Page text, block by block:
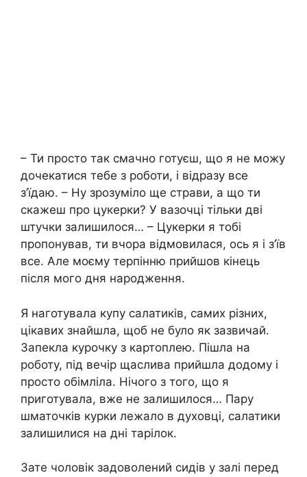
– Ти просто так смачно готуєш, що я не можу
дочекатися тебе з роботи, і відразу все
з’їдаю. – Ну зрозуміло ще страви, а що ти
скажеш про цукерки? У вазочці тільки дві
штучки залишилося… – Цукерки я тобі
пропонував, ти вчора відмовилася, ось я і з’їв
все. Але моєму терпінню прийшов кінець
після мого дня народження.
Я наготувала купу салатиків, самих різних,
цікавих знайшла, щоб не було як зазвичай.
Запекла курочку з картоплею. Пішла на
роботу, під вечір щаслива прийшла додому і
просто обімліла. Нічого з того, що я
приготувала, вже не залишилося… Пару
шматочків курки лежало в духовці, салатики
залишилися на дні тарілок.
Зате чоловік задоволений сидів у залі перед